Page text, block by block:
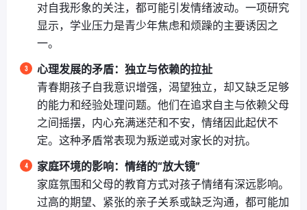
对自我形象的关注，都可能引发情绪波动。一项研究
显示，学业压力是青少年焦虑和烦躁的主要诱因之
一。
心理发展的矛盾：独立与依赖的拉扯
青春期孩子自我意识增强，渴望独立，却又缺乏足够
的能力和经验处理问题。他们在追求自主与依赖父母
之间摇摆，内心充满迷茫和不安，情绪因此起伏不
定。这种矛盾常表现为叛逆或对家长的对抗。
家庭环境的影响：情绪的“放大镜”
家庭氛围和父母的教育方式对孩子情绪有深远影响。
过高的期望、紧张的亲子关系或缺乏沟通，都可能加